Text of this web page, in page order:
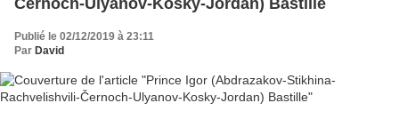
Publié le 02/12/2019 à 23:11
Par David